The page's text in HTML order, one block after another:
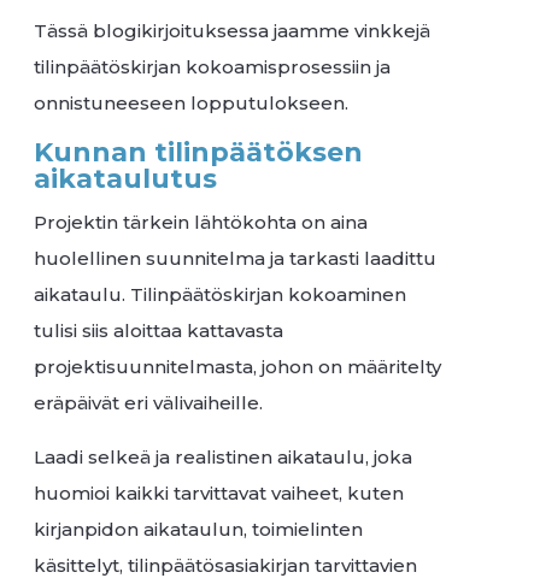
Tässä blogikirjoituksessa jaamme vinkkejä
tilinpäätöskirjan kokoamisprosessiin ja
onnistuneeseen lopputulokseen.
Kunnan tilinpäätöksen
aikataulutus
Projektin tärkein lähtökohta on aina
huolellinen suunnitelma ja tarkasti laadittu
aikataulu. Tilinpäätöskirjan kokoaminen
tulisi siis aloittaa kattavasta
projektisuunnitelmasta, johon on määritelty
eräpäivät eri välivaiheille.
Laadi selkeä ja realistinen aikataulu, joka
huomioi kaikki tarvittavat vaiheet, kuten
kirjanpidon aikataulun, toimielinten
käsittelyt, tilinpäätösasiakirjan tarvittavien